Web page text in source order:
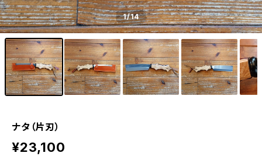
1/14
ナタ（片刃）
¥23,100